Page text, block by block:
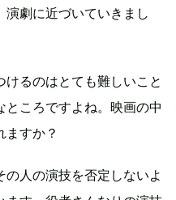
演劇に近づいていきまし
るのはとても難しいこと
ころですよね。映画の中
ますか？
の人の演技を否定しないよ